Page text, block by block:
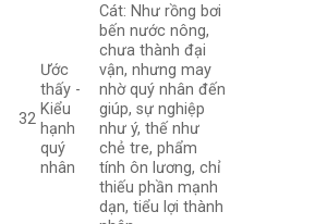
32
Ước
thấy -
Kiểu
hạnh
quý
nhân
Cát: Như rồng bơi
bến nước nông,
chưa thành đại
vận, nhưng may
nhờ quý nhân đến
giúp, sự nghiệp
như ý, thế như
chẻ tre, phẩm
tính ôn lương, chỉ
thiếu phần mạnh
dạn, tiểu lợi thành